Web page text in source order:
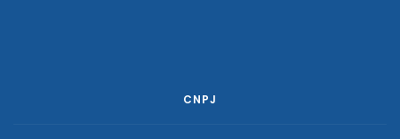
CNPJ